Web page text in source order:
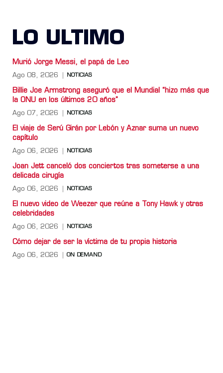
LO ULTIMO
Murió Jorge Messi, el papá de Leo
Ago 08, 2026 NOTICIAS
Billie Joe Armstrong aseguró que el Mundial “hizo más que
la ONU en los últimos 20 años”
Ago 07, 2026 NOTICIAS
El viaje de Serú Girán por Lebón y Aznar suma un nuevo
capítulo
Ago 06, 2026 NOTICIAS
Joan Jett canceló dos conciertos tras someterse a una
delicada cirugía
Ago 06, 2026 NOTICIAS
El nuevo video de Weezer que reúne a Tony Hawk y otras
celebridades
Ago 06, 2026 NOTICIAS
Cómo dejar de ser la víctima de tu propia historia
Ago 06, 2026 ON DEMAND